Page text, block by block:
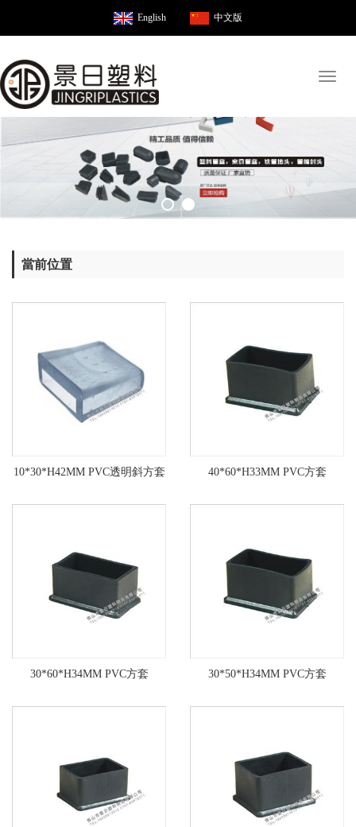
English 中文版
當前位置
10*30*H42MM PVC透明斜方套 40*60*H33MM PVC方套
30*60*H34MM PVC方套 30*50*H34MM PVC方套